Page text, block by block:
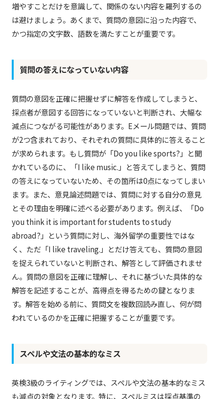
増やすことだけを意識して、関係のない内容を羅列するの
は避けましょう。あくまで、質問の意図に沿った内容で、
かつ指定の文字数、語数を満たすことが重要です。
質問の答えになっていない内容
質問の意図を正確に把握せずに解答を作成してしまうと、
採点者が意図する回答になっていないと判断され、大幅な
減点につながる可能性があります。Eメール問題では、質問
が2つ含まれており、それぞれの質問に具体的に答えること
が求められます。もし質問が「Do you like sports?」と聞
かれているのに、「I like music.」と答えてしまうと、質問
の答えになっていないため、その箇所は0点になってしまい
ます。また、意見論述問題では、質問に対する自分の意見
とその理由を明確に述べる必要があります。例えば、「Do
you think it is important for students to study
abroad?」という質問に対し、海外留学の重要性ではな
く、ただ「I like traveling.」とだけ答えても、質問の意図
を捉えられていないと判断され、解答として評価されませ
ん。質問の意図を正確に理解し、それに基づいた具体的な
解答を記述することが、高得点を得るための鍵となりま
す。解答を始める前に、質問文を複数回読み直し、何が問
われているのかを正確に把握することが重要です。
スペルや文法の基本的なミス
英検3級のライティングでは、スペルや文法の基本的なミス
も減点の対象となります。特に、スペルミスは採点基準の